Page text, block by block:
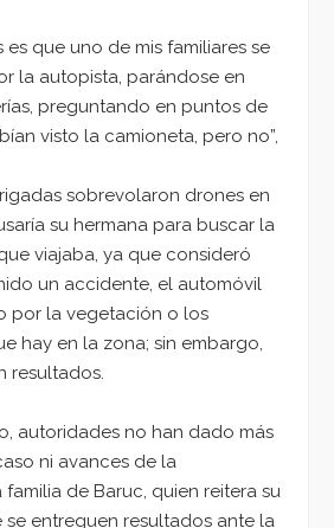
es que uno de mis familiares se
la autopista, parándose en
preguntando en puntos de
visto la camioneta, pero no”,
sobrevolaron drones en
su hermana para buscar la
viajaba, ya que consideró
un accidente, el automóvil
por la vegetación o los
hay en la zona; sin embargo,
resultados.
autoridades no han dado más
ni avances de la
de Baruc, quien reitera su
entreguen resultados ante la